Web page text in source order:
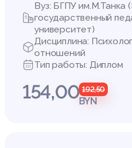
(криз
Вуз: БГПУ им.М.Танка
государственный
университет)
Дисциплина:
отношений
Тип работы: Диплом
154,00 192,50
BYN